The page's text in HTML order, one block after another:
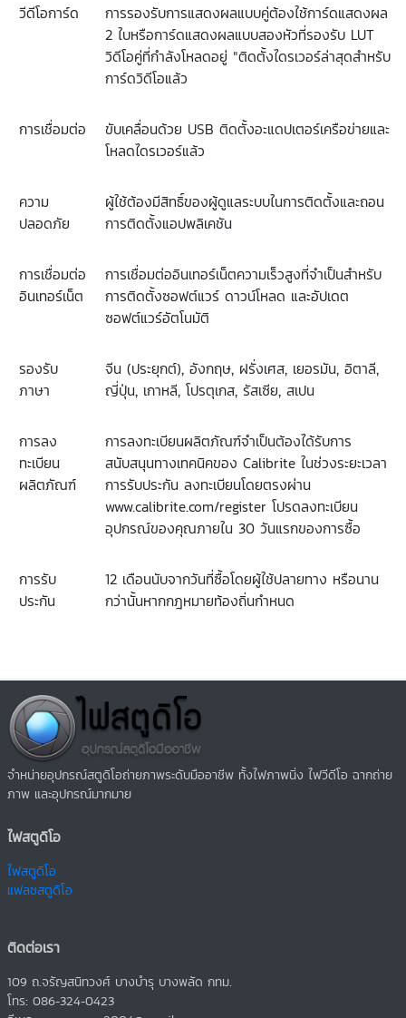
วีดีโอการ์ด
การรองรับการแสดงผลแบบคู่ต้องใช้การ์ดแสดงผล
2 ใบหรือการ์ดแสดงผลแบบสองหัวที่รองรับLUT
วิดีโอคู่ที่กำลังโหลดอยู่ "ติดตั้งไดรเวอร์ล่าสุดสำหรับ
การ์ดวิดีโอแล้ว
การเชื่อมต่อ ขับเคลื่อนด้วย USB ติดตั้งอะแดปเตอร์เครือข่ายและ
โหลดไดรเวอร์แล้ว
ความ
ปลอดภัย
ผู้ใช้ต้องมีสิทธิ์ของผู้ดูแลระบบในการติดตั้งและถอน
การติดตั้งแอปพลิเคชัน
การเชื่อมต่อ
อินเทอร์เน็ต
การเชื่อมต่ออินเทอร์เน็ตความเร็วสูงที่จำเป็นสำหรับ
การติดตั้งซอฟต์แวร์ ดาวน์โหลด และอัปเดต
ซอฟต์แวร์อัตโนมัติ
รองรับ
ภาษา
จีน (ประยุกต์), อังกฤษ, ฝรั่งเศส, เยอรมัน, อิตาลี,
ญี่ปุ่น, เกาหลี, โปรตุเกส, รัสเซีย, สเปน
การลง
ทะเบียน
ผลิตภัณฑ์
การลงทะเบียนผลิตภัณฑ์จำเป็นต้องได้รับการ
สนับสนุนทางเทคนิคของ Calibrite ในช่วงระยะเวลา
การรับประกัน ลงทะเบียนโดยตรงผ่าน
www.calibrite.com/register โปรดลงทะเบียน
อุปกรณ์ของคุณภายใน 30 วันแรกของการซื้อ
การรับ
ประกัน
12 เดือนนับจากวันที่ซื้อโดยผู้ใช้ปลายทาง หรือนาน
กว่านั้นหากกฎหมายท้องถิ่นกำหนด
จำหน่ายอุปกรณ์สตูดิโอถ่ายภาพระดับมืออาชีพ ทั้งไฟภาพนิ่ง ไฟวีดีโอ ฉากถ่าย
ภาพ และอุปกรณ์มากมาย
ไฟสตูดิโอ
ไฟสตูดิโอ
แฟลชสตูดิโอ
ติดต่อเรา
109 ถ.จรัญสนิทวงศ์ บางบำรุ บางพลัด กทม.
โทร: 086-324-0423